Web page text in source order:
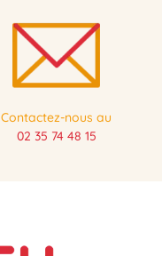
Contactez-nous au
02 35 74 48 15